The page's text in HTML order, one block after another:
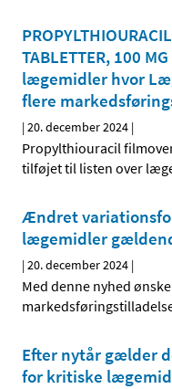
TABLETTER, 100
lægemidler hvor
flere
|20. december 2024 |
Propylthiouracil
tilføjet til listen over
Ændret
lægemidler
|20. december 2024 |
Med denne nyhed
Efter nytår gælder
for kritiske